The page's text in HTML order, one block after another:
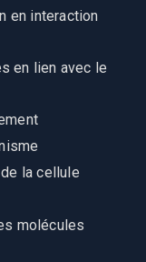
en interaction
en lien avec le
la cellule
molécules